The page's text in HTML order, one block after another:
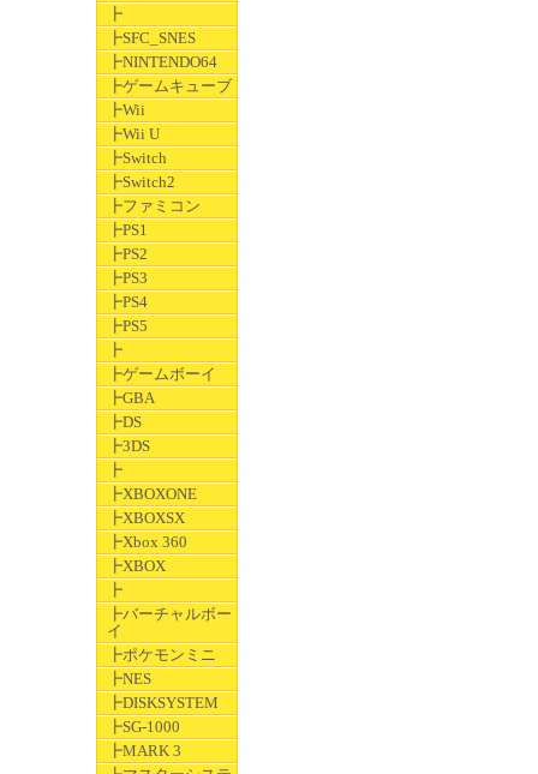
┣
┣SFC_SNES
┣NINTENDO64
┣ゲームキューブ
┣Wii
┣Wii U
┣Switch
┣Switch2
┣ファミコン
┣PS1
┣PS2
┣PS3
┣PS4
┣PS5
┣
┣ゲームボーイ
┣GBA
┣DS
┣3DS
┣
┣XBOXONE
┣XBOXSX
┣Xbox 360
┣XBOX
┣
┣バーチャルボー
イ
┣ポケモンミニ
┣NES
┣DISKSYSTEM
┣SG-1000
┣MARK 3